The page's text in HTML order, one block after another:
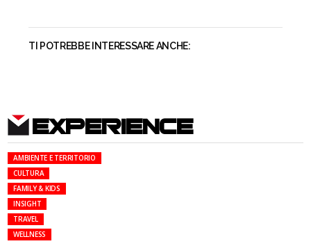
TI POTREBBE INTERESSARE ANCHE:
EXPERIENCE
AMBIENTE E TERRITORIO
CULTURA
FAMILY & KIDS
INSIGHT
TRAVEL
WELLNESS